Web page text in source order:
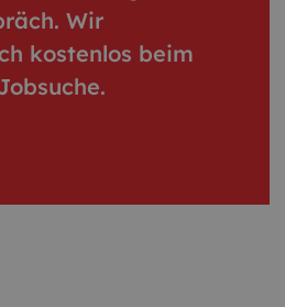
Wir
kostenlos beim